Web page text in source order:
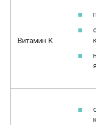
Витамин К